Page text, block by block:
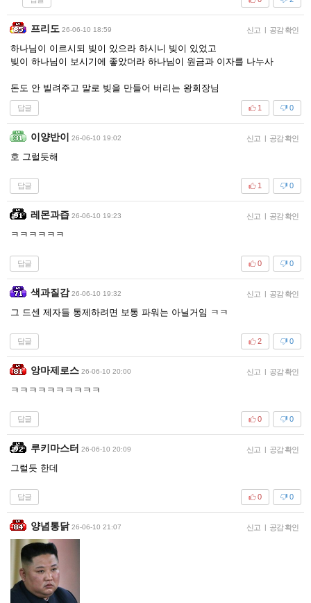
프리도 26-06-10 18:59 신고 | 공감 확인
하나님이 이르시되 빚이 있으라 하시니 빚이 있었고
빚이 하나님이 보시기에 좋았더라 하나님이 원금과 이자를 나누사
돈도 안 빌려주고 말로 빚을 만들어 버리는 왕회장님
답글 0
1
이양반이 26-06-10 19:02 신고 | 공감 확인
호 그럴듯해
답글 0
1
레몬과즙 26-06-10 19:23 신고 | 공감 확인
ㅋㅋㅋㅋㅋㅋ
답글 0
0
색과질감 26-06-10 19:32 신고 | 공감 확인
그 드센 제자들 통제하려면 보통 파워는 아닐거임 ㅋㅋ
답글 0
2
앙마제로스 26-06-10 20:00 신고 | 공감 확인
ㅋㅋㅋㅋㅋㅋㅋㅋㅋㅋ
답글 0
0
루키마스터 26-06-10 20:09 신고 | 공감 확인
그럴듯 한데
답글 0
0
양념통닭 26-06-10 21:07 신고 | 공감 확인